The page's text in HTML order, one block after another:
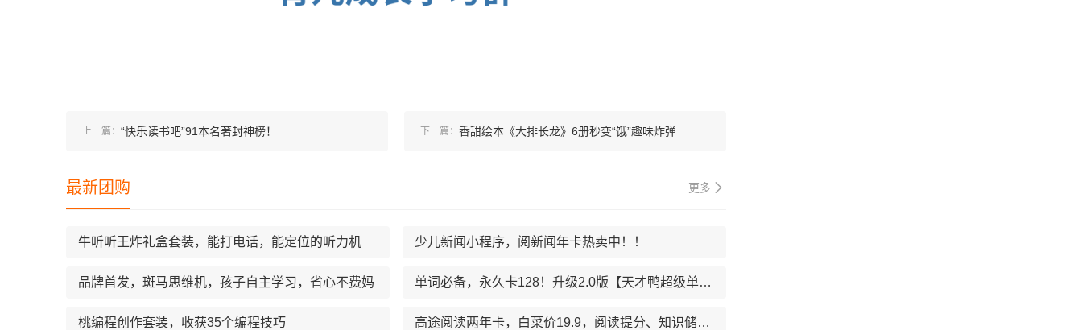
上一篇： “快乐读书吧”91本名著封神榜！ 下一篇： 香甜绘本《大排长龙》6册秒变“饿”趣味炸弹
最新团购 更多
牛听听王炸礼盒套装，能打电话，能定位的听力机 少儿新闻小程序，阅新闻年卡热卖中！！
品牌首发，斑马思维机，孩⼦⾃主学习，省⼼不费妈 单词必备，永久卡128！升级2.0版【天才鸭超级单词表】
桃编程创作套装，收获35个编程技巧 高途阅读两年卡，白菜价19.9，阅读提分、知识储备一把抓